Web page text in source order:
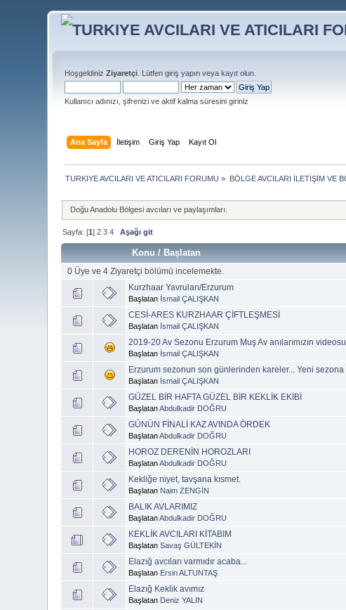
HoşgeldinizZiyaretçi . Lütfengiriş yapın veyakayıt olun
Kullanıcı adınızı, şifrenizi ve aktif kalma süresini giriniz
Ana Sayfa İletişim Giriş Yap Kayıt Ol
TURKIYE AVCILARI VE ATICILARI FORUMU » BÖLGE AVCILARI İLETİŞİM VE
Doğu Anadolu Bölgesi avcıları ve paylaşımları.
Sayfa: [1]2 3 4 Aşağı git
Konu / Başlatan
0 Üye ve 4 Ziyaretçi bölümü incelemekte.
Kurzhaar Yavruları/Erzurum
Başlatan İsmail ÇALIŞKAN
CESİ-ARES KURZHAAR ÇİFTLEŞMESİ
Başlatan İsmail ÇALIŞKAN
2019-20 Av Sezonu Erzurum Muş Av anılarımızın videosu
Başlatan İsmail ÇALIŞKAN
Erzurum sezonun son günlerinden kareler... Yeni sezona
Başlatan İsmail ÇALIŞKAN
GÜZEL BİR HAFTA GÜZEL BİR KEKLİK EKİBİ
BaşlatanAbdulkadir DOĞRU
GÜNÜN FİNALİ KAZ AVINDA ÖRDEK
BaşlatanAbdulkadir DOĞRU
HOROZ DERENİN HOROZLARI
BaşlatanAbdulkadir DOĞRU
Kekliğe niyet, tavşana kısmet.
Başlatan Naim ZENGİN
BALIK AVLARIMIZ
BaşlatanAbdulkadir DOĞRU
KEKLİK AVCILARI KİTABIM
BaşlatanSavaş GÜLTEKİN
Elazığ avcıları varmıdır acaba...
Başlatan Ersin ALTUNTAŞ
Elazığ Keklik avımız
Başlatan Deniz YALIN